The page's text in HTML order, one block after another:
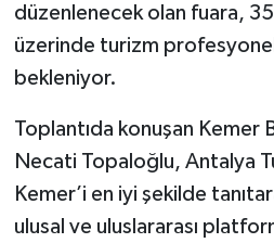
düzenlenecek olan fuara,
üzerinde turizm
bekleniyor.
Toplantıda konuşan Kemer
Necati Topaloğlu, Antalya
Kemer’i en iyi şekilde
ulusal ve uluslararası